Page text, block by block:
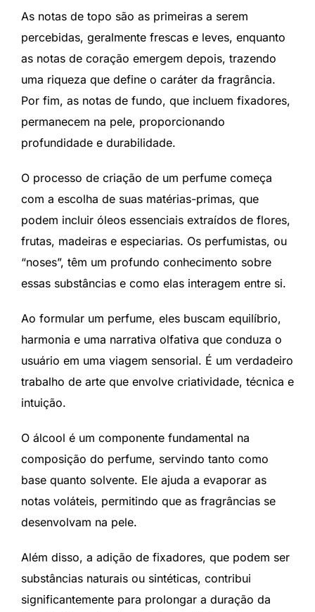
As notas de topo são as primeiras a serem
percebidas, geralmente frescas e leves, enquanto
as notas de coração emergem depois, trazendo
uma riqueza que define o caráter da fragrância.
Por fim, as notas de fundo, que incluem fixadores,
permanecem na pele, proporcionando
profundidade e durabilidade.
O processo de criação de um perfume começa
com a escolha de suas matérias-primas, que
podem incluir óleos essenciais extraídos de flores,
frutas, madeiras e especiarias. Os perfumistas, ou
“noses”, têm um profundo conhecimento sobre
essas substâncias e como elas interagem entre si.
Ao formular um perfume, eles buscam equilíbrio,
harmonia e uma narrativa olfativa que conduza o
usuário em uma viagem sensorial. É um verdadeiro
trabalho de arte que envolve criatividade, técnica e
intuição.
O álcool é um componente fundamental na
composição do perfume, servindo tanto como
base quanto solvente. Ele ajuda a evaporar as
notas voláteis, permitindo que as fragrâncias se
desenvolvam na pele.
Além disso, a adição de fixadores, que podem ser
substâncias naturais ou sintéticas, contribui
significantemente para prolongar a duração da